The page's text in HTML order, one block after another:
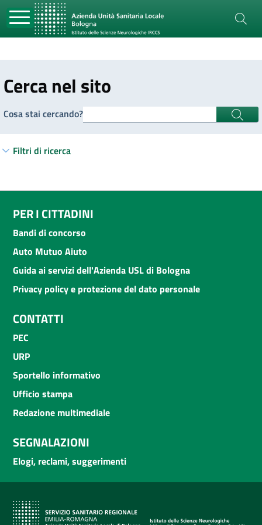
Cerca nel sito
Cosa stai cercando?
Filtri di ricerca
PER I CITTADINI
Bandi di concorso
Auto Mutuo Aiuto
Guida ai servizi dell'Azienda USL di Bologna
Privacy policy e protezione del dato personale
CONTATTI
PEC
URP
Sportello informativo
Ufficio stampa
Redazione multimediale
SEGNALAZIONI
Elogi, reclami, suggerimenti